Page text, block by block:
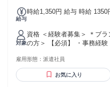
給与
時給1,350円 給与 時給
対象
資格 ＜経験者募集＞ ＊ブランクOK！ ＜以下
の方＞ 【必須】 ・事務経験 ・PC基本操作 【歓迎】 ・経理
活躍中 ＊フリーター歓迎／
迎／ブランク歓迎／復職希
中退・高卒歓迎 ＊正社員経
雇用形態： 派遣社員
お気に入り